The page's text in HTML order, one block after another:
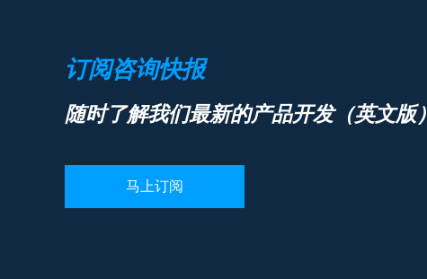
订阅咨询快报
随时了解我们最新的产品开发（英文版）
马上订阅